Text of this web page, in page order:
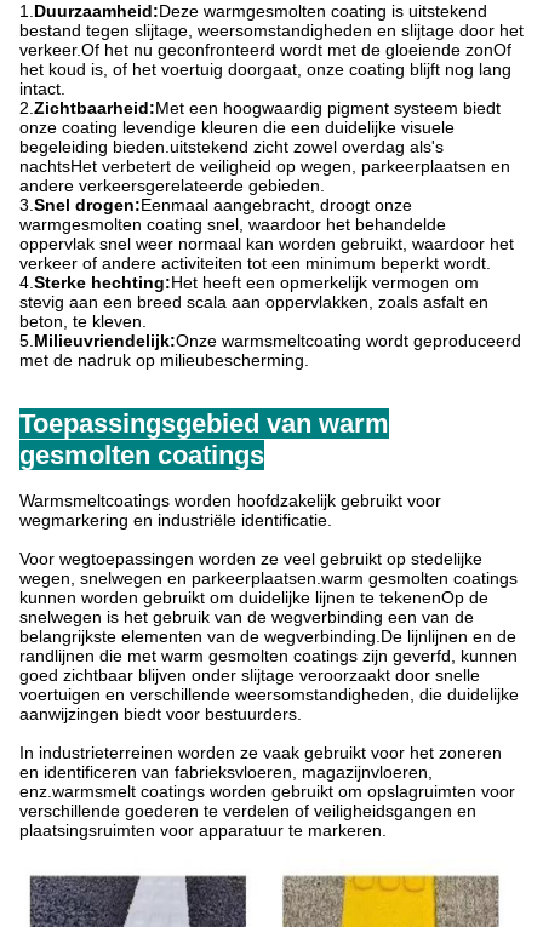
1. Duurzaamheid:Deze warmgesmolten coating is uitstekend
bestand tegen slijtage, weersomstandigheden en slijtage door het
verkeer.Of het nu geconfronteerd wordt met de gloeiende zonOf
het koud is, of het voertuig doorgaat, onze coating blijft nog lang
intact.
2. Zichtbaarheid:Met een hoogwaardig pigment systeem biedt
onze coating levendige kleuren die een duidelijke visuele
begeleiding bieden.uitstekend zicht zowel overdag als's
nachtsHet verbetert de veiligheid op wegen, parkeerplaatsen en
andere verkeersgerelateerde gebieden.
3. Snel drogen:Eenmaal aangebracht, droogt onze
warmgesmolten coating snel, waardoor het behandelde
oppervlak snel weer normaal kan worden gebruikt, waardoor het
verkeer of andere activiteiten tot een minimum beperkt wordt.
4. Sterke hechting:Het heeft een opmerkelijk vermogen om
stevig aan een breed scala aan oppervlakken, zoals asfalt en
beton, te kleven.
5. Milieuvriendelijk:Onze warmsmeltcoating wordt geproduceerd
met de nadruk op milieubescherming.
Toepassingsgebied van warm
gesmolten coatings
Warmsmeltcoatings worden hoofdzakelijk gebruikt voor
wegmarkering en industriële identificatie.
Voor wegtoepassingen worden ze veel gebruikt op stedelijke
wegen, snelwegen en parkeerplaatsen.warm gesmolten coatings
kunnen worden gebruikt om duidelijke lijnen te tekenenOp de
snelwegen is het gebruik van de wegverbinding een van de
belangrijkste elementen van de wegverbinding.De lijnlijnen en de
randlijnen die met warm gesmolten coatings zijn geverfd, kunnen
goed zichtbaar blijven onder slijtage veroorzaakt door snelle
voertuigen en verschillende weersomstandigheden, die duidelijke
aanwijzingen biedt voor bestuurders.
In industrieterreinen worden ze vaak gebruikt voor het zoneren
en identificeren van fabrieksvloeren, magazijnvloeren,
enz.warmsmelt coatings worden gebruikt om opslagruimten voor
verschillende goederen te verdelen of veiligheidsgangen en
plaatsingsruimten voor apparatuur te markeren.